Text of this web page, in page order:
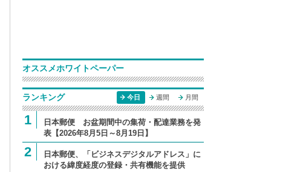
オススメホワイトペーパー
ランキング 今日 週間 月間
1
日本郵便 お盆期間中の集荷・配達業務を発
表【2026年8月5日～8月19日】
2
日本郵便、「ビジネスデジタルアドレス」に
おける緯度経度の登録・共有機能を提供